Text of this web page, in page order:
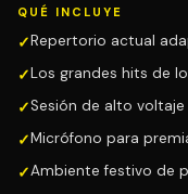
QUÉ INCLUYE
Repertorio actual
Los grandes hits de
Sesión de alto
Micrófono para
Ambiente festivo de